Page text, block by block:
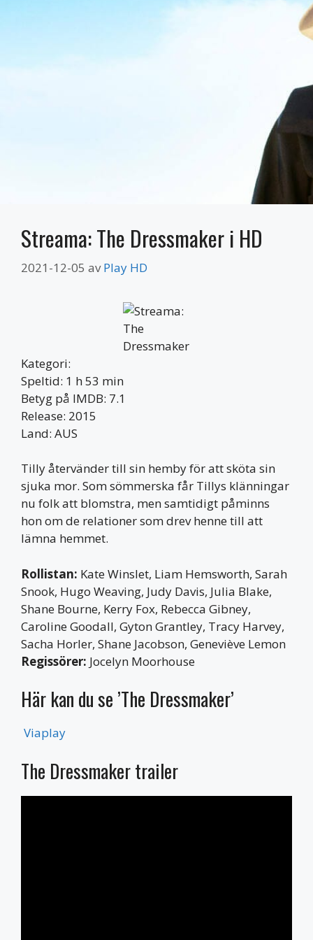
Streama: The Dressmaker i HD
2021-12-05 avPlay HD
Kategori:
Speltid: 1 h 53 min
Betyg på IMDB: 7.1
Release: 2015
Land: AUS
Tilly återvänder till sin hemby för att sköta sin
sjuka mor. Som sömmerska får Tillys klänningar
nu folk att blomstra, men samtidigt påminns
hon om de relationer som drev henne till att
lämna hemmet.
Rollistan: Kate Winslet, Liam Hemsworth, Sarah
Snook, Hugo Weaving, Judy Davis, Julia Blake,
Shane Bourne, Kerry Fox, Rebecca Gibney,
Caroline Goodall, Gyton Grantley, Tracy Harvey,
Sacha Horler, Shane Jacobson, Geneviève Lemon
Regissörer: Jocelyn Moorhouse
Här kan du se ’The Dressmaker’
Viaplay
The Dressmaker trailer